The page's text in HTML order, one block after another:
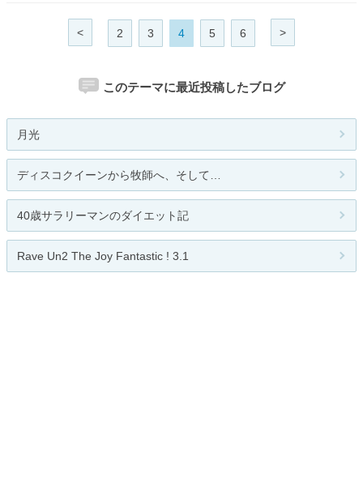
< 2 3 4 5 6 >
このテーマに最近投稿したブログ
月光
ディスコクイーンから牧師へ、そして…
40歳サラリーマンのダイエット記
Rave Un2 The Joy Fantastic ! 3.1